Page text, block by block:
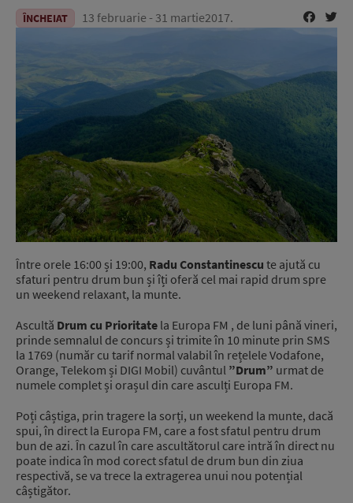
ÎNCHEIAT 13 februarie - 31 martie2017.
Între orele 16:00 și 19:00, Radu Constantinescu te ajută cu
sfaturi pentru drum bun și îți oferă cel mai rapid drum spre
un weekend relaxant, la munte.
Ascultă Drum cu Prioritate la Europa FM , de luni până vineri,
prinde semnalul de concurs și trimite în 10 minute prin SMS
la 1769 (număr cu tarif normal valabil în rețelele Vodafone,
Orange, Telekom și DIGI Mobil) cuvântul ”Drum” urmat de
numele complet și orașul din care asculți Europa FM.
Poți câștiga, prin tragere la sorți, un weekend la munte, dacă
spui, în direct la Europa FM, care a fost sfatul pentru drum
bun de azi. În cazul în care ascultătorul care intră în direct nu
poate indica în mod corect sfatul de drum bun din ziua
respectivă, se va trece la extragerea unui nou potențial
câștigător.